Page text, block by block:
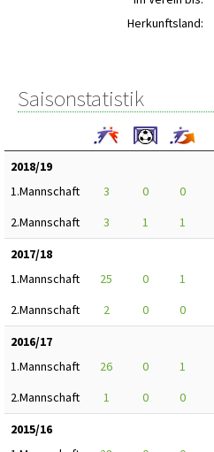
Herkunftsland:
Saisonstatistik
2018/19
1.Mannschaft
3 0 0
2.Mannschaft
3 1 1
2017/18
1.Mannschaft
25 0 1
2.Mannschaft
2 0 0
2016/17
1.Mannschaft
26 0 1
2.Mannschaft
1 0 0
2015/16